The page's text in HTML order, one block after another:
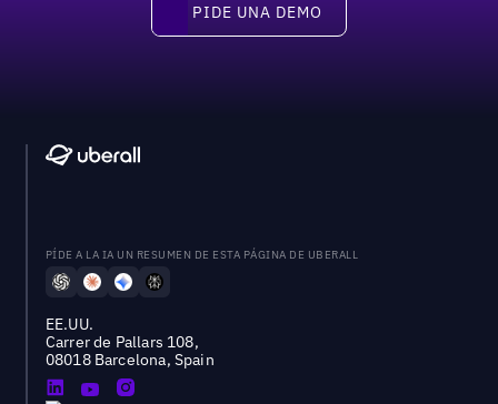
Pide una demo
PIDE UNA DEMO
PÍDE A LA IA UN RESUMEN DE ESTA PÁGINA DE UBERALL
EE.UU.
Carrer de Pallars 108,
08018 Barcelona, Spain